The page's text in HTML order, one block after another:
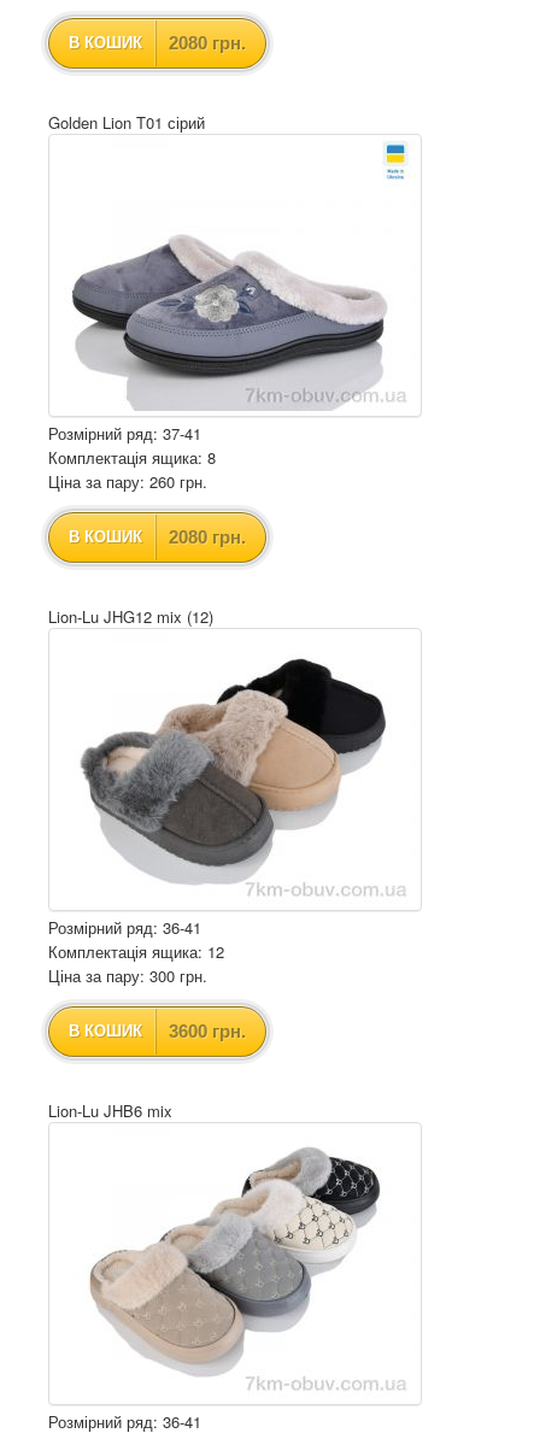
В КОШИК 2080 грн.
Golden Lion T01 сірий
Розмірний ряд: 37-41
Комплектація ящика: 8
Ціна за пару: 260 грн.
В КОШИК 2080 грн.
Lion-Lu JHG12 mix (12)
Розмірний ряд: 36-41
Комплектація ящика: 12
Ціна за пару: 300 грн.
В КОШИК 3600 грн.
Lion-Lu JHB6 mix
Розмірний ряд: 36-41